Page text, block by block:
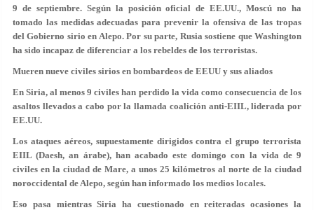
9 de septiembre. Según la posición oficial de EE.UU., Moscú no ha
tomado las medidas adecuadas para prevenir la ofensiva de las tropas
del Gobierno sirio en Alepo. Por su parte, Rusia sostiene que Washington
ha sido incapaz de diferenciar a los rebeldes de los terroristas.
Mueren nueve civiles sirios en bombardeos de EEUU y sus aliados
En Siria, al menos 9 civiles han perdido la vida como consecuencia de los
asaltos llevados a cabo por la llamada coalición anti-EIIL, liderada por
EE.UU.
Los ataques aéreos, supuestamente dirigidos contra el grupo terrorista
EIIL (Daesh, an árabe), han acabado este domingo con la vida de 9
civiles en la ciudad de Mare, a unos 25 kilómetros al norte de la ciudad
noroccidental de Alepo, según han informado los medios locales.
Eso pasa mientras Siria ha cuestionado en reiteradas ocasiones la